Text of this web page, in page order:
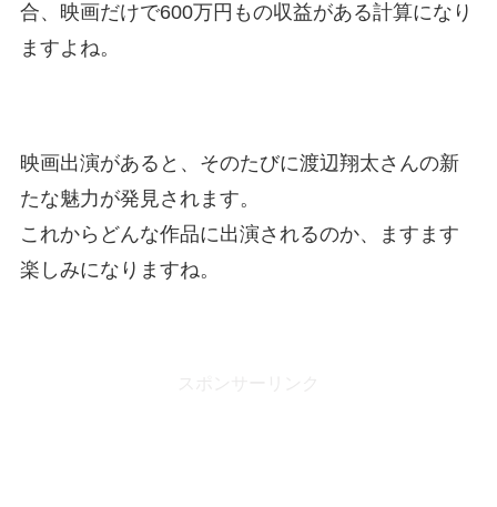
合、映画だけで600万円もの収益がある計算になり
ますよね。
映画出演があると、そのたびに渡辺翔太さんの新
たな魅力が発見されます。
これからどんな作品に出演されるのか、ますます
楽しみになりますね。